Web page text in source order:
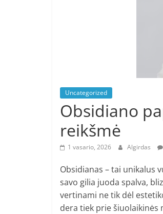
Uncategorized
Obsidiano
reikšmė
1 vasario, 2026 Algirdas
Obsidianas – tai unikalus
savo gilia juoda spalva,
vertinami ne tik dėl
dera tiek prie